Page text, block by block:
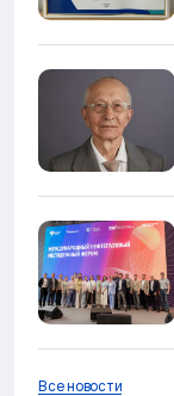
Все новости